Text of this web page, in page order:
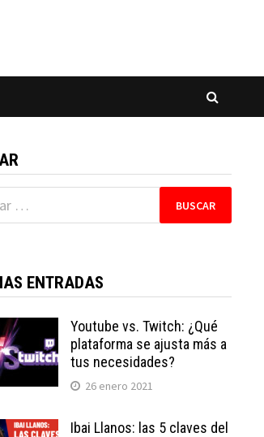
ENTRADAS
Youtube vs. Twitch: ¿Qué
plataforma se ajusta más a
tus necesidades?
26 enero 2021
Ibai Llanos: las 5 claves del